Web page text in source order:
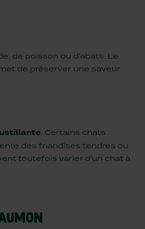
de poisson ou d'abats. Le
de préserver une saveur
. Certains chats
des friandises tendres ou
toutefois varier d'un chat à